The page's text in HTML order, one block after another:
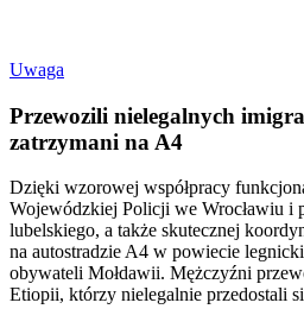
Uwaga
Przewozili nielegalnych
zatrzymani na A4
Dzięki wzorowej współpracy
Wojewódzkiej Policji we Wrocławiu i
lubelskiego, a także skutecznej
na autostradzie A4 w powiecie
obywateli Mołdawii. Mężczyźni
Etiopii, którzy nielegalnie przedostali